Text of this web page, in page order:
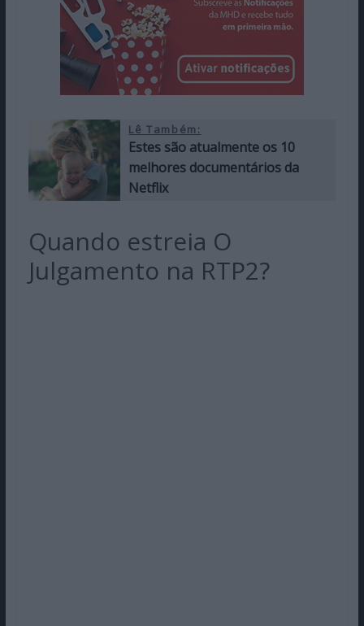
Lê Também:
Estes são atualmente os 10
melhores documentários da
Netflix
Quando estreia O
Julgamento na RTP2?